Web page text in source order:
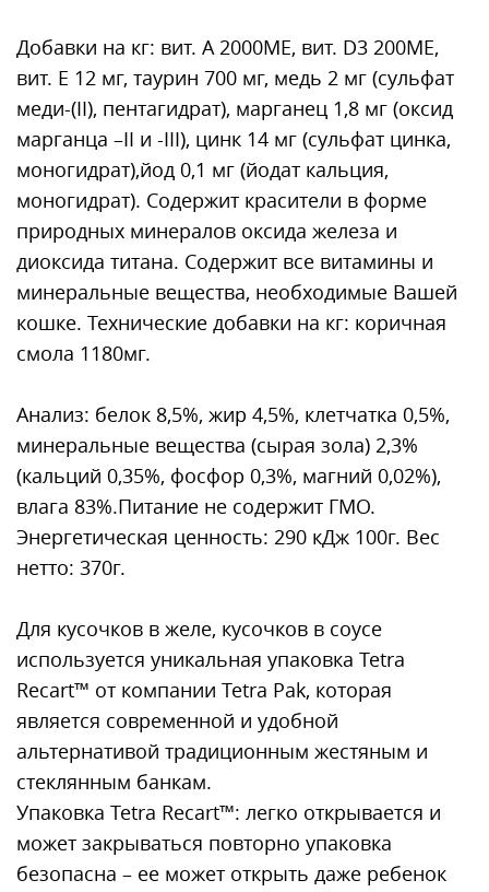
Добавки на кг: вит. А 2000МЕ, вит. D3 200МЕ,
вит. Е 12 мг, таурин 700 мг, медь 2 мг (сульфат
меди-(II), пентагидрат), марганец 1,8 мг (оксид
марганца –II и -III), цинк 14 мг (сульфат цинка,
моногидрат),йод 0,1 мг (йодат кальция,
моногидрат). Содержит красители в форме
природных минералов оксида железа и
диоксида титана. Содержит все витамины и
минеральные вещества, необходимые Вашей
кошке. Технические добавки на кг: коричная
смола 1180мг.
Анализ: белок 8,5%, жир 4,5%, клетчатка 0,5%,
минеральные вещества (сырая зола) 2,3%
(кальций 0,35%, фосфор 0,3%, магний 0,02%),
влага 83%.Питание не содержит ГМО.
Энергетическая ценность: 290 кДж 100г. Вес
нетто: 370г.
Для кусочков в желе, кусочков в соусе
используется уникальная упаковка Tetra
Recart™ от компании Tetra Pak, которая
является современной и удобной
альтернативой традиционным жестяным и
стеклянным банкам.
Упаковка Tetra Recart™: легко открывается и
может закрываться повторно упаковка
безопасна – ее может открыть даже ребенок